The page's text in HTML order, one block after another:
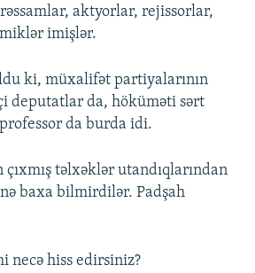
aktyorlar, rejissorlar,
imişlər.
ki, müxalifət partiyalarının
deputatlar da, höküməti sərt
da burda idi.
təlxəklər utandıqlarından
baxa bilmirdilər. Padşah
necə hiss edirsiniz?